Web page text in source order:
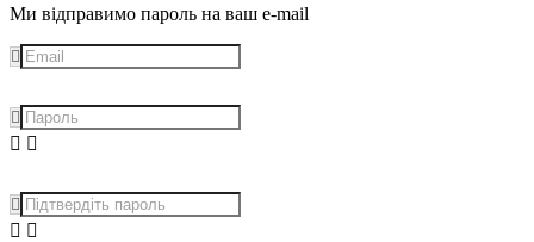
Ми відправимо пароль на ваш e-mail